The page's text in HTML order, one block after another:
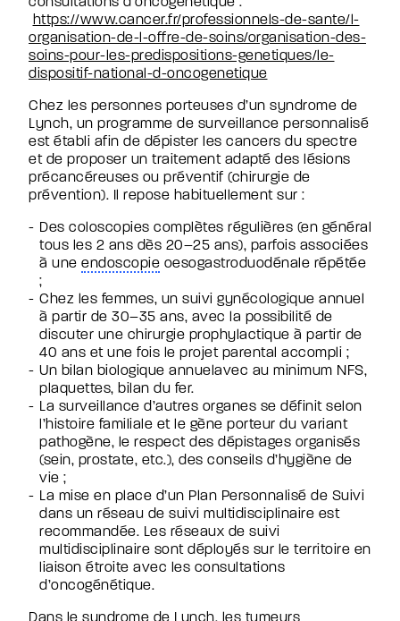
https://www.cancer.fr/professionnels-de-sante/l-
organisation-de-l-offre-de-soins/organisation-des-
soins-pour-les-predispositions-genetiques/le-
dispositif-national-d-oncogenetique
Chez les personnes porteuses d’un syndrome de
Lynch, un programme de surveillance personnalisé
est établi afin de dépister les cancers du spectre
et de proposer un traitement adapté des lésions
précancéreuses ou préventif (chirurgie de
prévention). Il repose habituellement sur :
Des coloscopies complètes régulières (en général
tous les 2 ans dès 20–25 ans), parfois associées
à une endoscopie oesogastroduodénale répétée
;
Chez les femmes, un suivi gynécologique annuel
à partir de 30–35 ans, avec la possibilité de
discuter une chirurgie prophylactique à partir de
40 ans et une fois le projet parental accompli ;
Un bilan biologique annuelavec au minimum NFS,
plaquettes, bilan du fer.
La surveillance d’autres organes se définit selon
l’histoire familiale et le gène porteur du variant
pathogène, le respect des dépistages organisés
(sein, prostate, etc.), des conseils d’hygiène de
vie ;
La mise en place d’un Plan Personnalisé de Suivi
dans un réseau de suivi multidisciplinaire est
recommandée. Les réseaux de suivi
multidisciplinaire sont déployés sur le territoire en
liaison étroite avec les consultations
d’oncogénétique.